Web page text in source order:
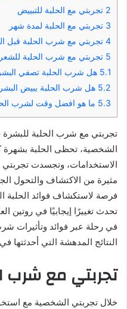
2 تجربتي مع الحلبة للتبييض
3 تجربتي مع الحلبة لمدة شهر
4 تجربتي مع شرب الحلبة قبل
5 تجربتي مع شرب الحلبة للشعر
5.1 هل شرب الحلبة تصفي
5.2 هل شرب الحلبة يبيض
5.3 ما هو افضل وقت لشرب
تجربتي مع شرب الحلبة للبشرة
الشخصية، تحظى الحلبة بشهرة
الاستخدامات، وتجسدت
مثيرة من الاكتشاف والتحول
فرصة لاستكشاف فوائد الحلبة
تحدث تغييرًا إيجابيًا في روتين
في رحلة عبر فوائد وتأثيرات
النتائج المدهشة التي
تجربتي مع شرب
خلال تجربتي الشخصية مع